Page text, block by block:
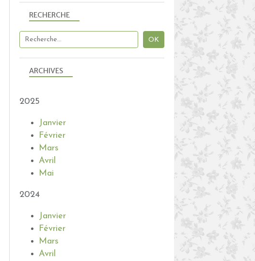
RECHERCHE
ARCHIVES
2025
Janvier
Février
Mars
Avril
Mai
2024
Janvier
Février
Mars
Avril